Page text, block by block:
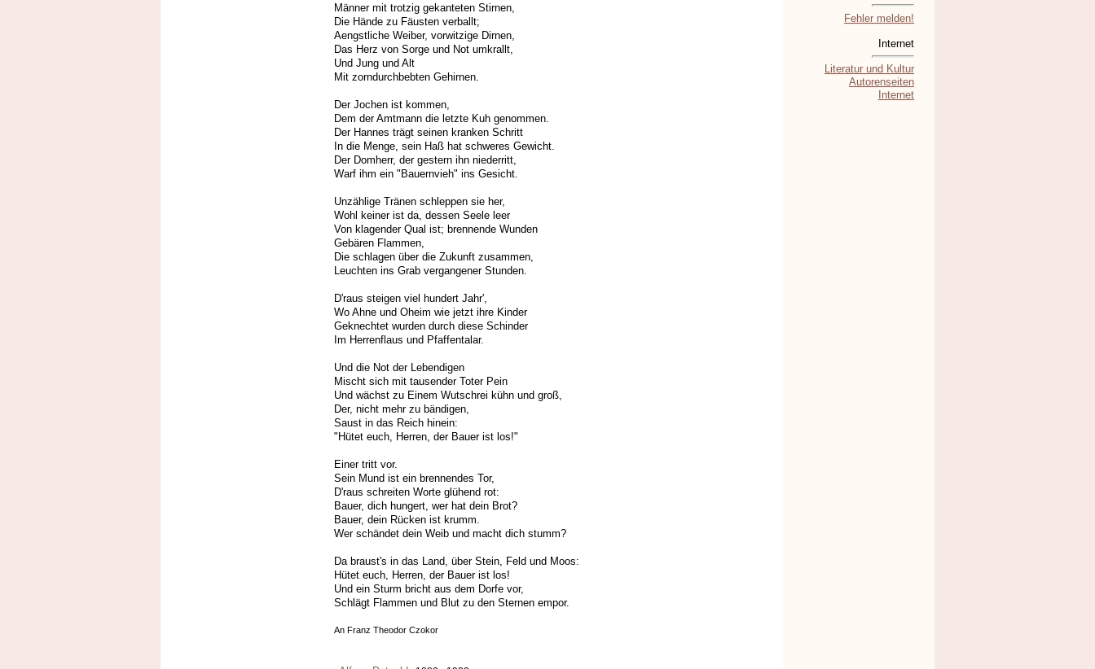
Männer mit trotzig gekanteten Stirnen,
Die Hände zu Fäusten verballt;
Aengstliche Weiber, vorwitzige Dirnen,
Das Herz von Sorge und Not umkrallt,
Und Jung und Alt
Mit zorndurchbebten Gehirnen.
Der Jochen ist kommen,
Dem der Amtmann die letzte Kuh genommen.
Der Hannes trägt seinen kranken Schritt
In die Menge, sein Haß hat schweres Gewicht.
Der Domherr, der gestern ihn niederritt,
Warf ihm ein "Bauernvieh" ins Gesicht.
Unzählige Tränen schleppen sie her,
Wohl keiner ist da, dessen Seele leer
Von klagender Qual ist; brennende Wunden
Gebären Flammen,
Die schlagen über die Zukunft zusammen,
Leuchten ins Grab vergangener Stunden.
D'raus steigen viel hundert Jahr',
Wo Ahne und Oheim wie jetzt ihre Kinder
Geknechtet wurden durch diese Schinder
Im Herrenflaus und Pfaffentalar.
Und die Not der Lebendigen
Mischt sich mit tausender Toter Pein
Und wächst zu Einem Wutschrei kühn und groß,
Der, nicht mehr zu bändigen,
Saust in das Reich hinein:
"Hütet euch, Herren, der Bauer ist los!"
Einer tritt vor.
Sein Mund ist ein brennendes Tor,
D'raus schreiten Worte glühend rot:
Bauer, dich hungert, wer hat dein Brot?
Bauer, dein Rücken ist krumm.
Wer schändet dein Weib und macht dich stumm?
Da braust's in das Land, über Stein, Feld und Moos:
Hütet euch, Herren, der Bauer ist los!
Und ein Sturm bricht aus dem Dorfe vor,
Schlägt Flammen und Blut zu den Sternen empor.
An Franz Theodor Czokor
Fehler melden!
Internet
Literatur und Kultur
Autorenseiten
Internet